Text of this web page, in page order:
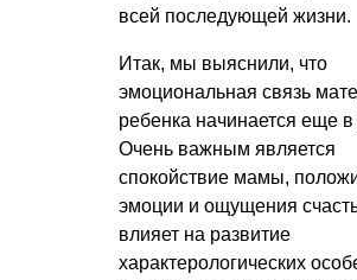
всей последующей жизни.
Итак, мы выяснили, что
эмоциональная связь
ребенка начинается еще в
Очень важным является
спокойствие мамы,
эмоции и ощущения
влияет на развитие
характерологических